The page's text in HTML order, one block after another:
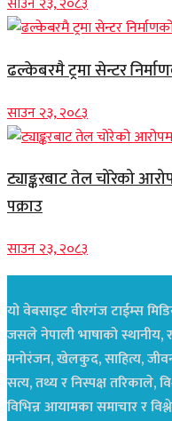
ढल्केबरमै ट्रमा सेन्टर
साउन २३, २०८३
ट्याङ्करबाट तेल चोरेको
पक्राउ
साउन २३, २०८३
यो वेबसाइट वीरगंज टाईम्स
जसले नेपाली भाषाको स्थानीय,
मनोरंजन, खेलकुद, साहित्य,
सत्य, तथ्य र निस्पक्ष तरिकाले,
विभिन्न आयामका समाचार र